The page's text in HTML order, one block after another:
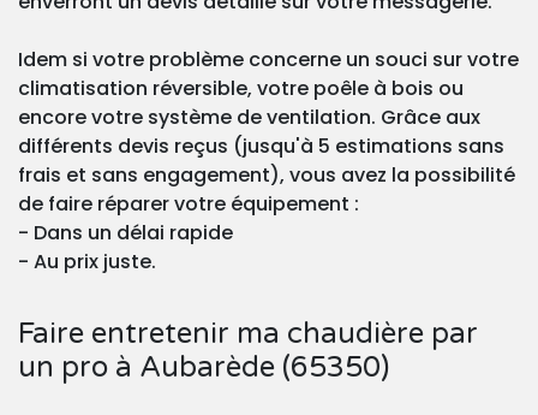
Idem si votre problème concerne un souci sur votre
climatisation réversible, votre poêle à bois ou
encore votre système de ventilation. Grâce aux
différents devis reçus (jusqu'à 5 estimations sans
frais et sans engagement), vous avez la possibilité
de faire réparer votre équipement :
- Dans un délai rapide
- Au prix juste.
Faire entretenir ma chaudière par
un pro à Aubarède (65350)